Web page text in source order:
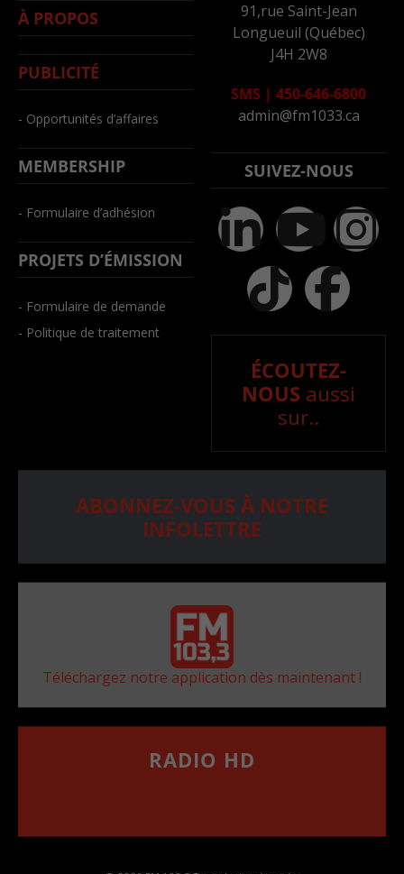
À PROPOS
PUBLICITÉ
- Opportunités d’affaires
MEMBERSHIP
- Formulaire d’adhésion
PROJETS D’ÉMISSION
- Formulaire de demande
- Politique de traitement
91,rue Saint-Jean
Longueuil (Québec)
J4H 2W8
SMS | 450-646-6800
admin@fm1033.ca
SUIVEZ-NOUS
ÉCOUTEZ-
NOUS aussi
sur..
ABONNEZ-VOUS À NOTRE
INFOLETTRE
Téléchargez notre application dès maintenant !
RADIO HD